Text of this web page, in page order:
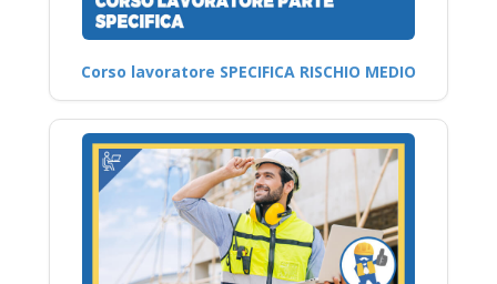
Corso lavoratore SPECIFICA RISCHIO MEDIO